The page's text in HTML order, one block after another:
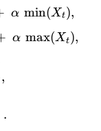
α min(Xt),
α max(Xt),
,
.